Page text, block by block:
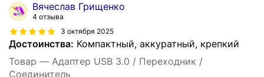
Вячеслав Грищенко
4 отзыва
3 октября 2025
Достоинства: Компактный, аккуратный, крепкий
Товар — Адаптер USB 3.0 / Переходник /
Соединитель